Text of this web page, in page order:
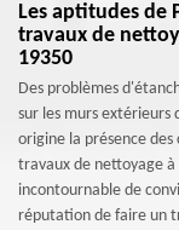
Les aptitudes de
travaux de
19350
Des problèmes
sur les murs extérieurs
origine la présence
travaux de nettoyage
incontournable de
réputation de faire un